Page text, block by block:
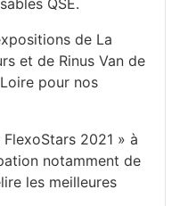
de La
et de Rinus Van de
pour nos
2021 » à
notamment de
les meilleures